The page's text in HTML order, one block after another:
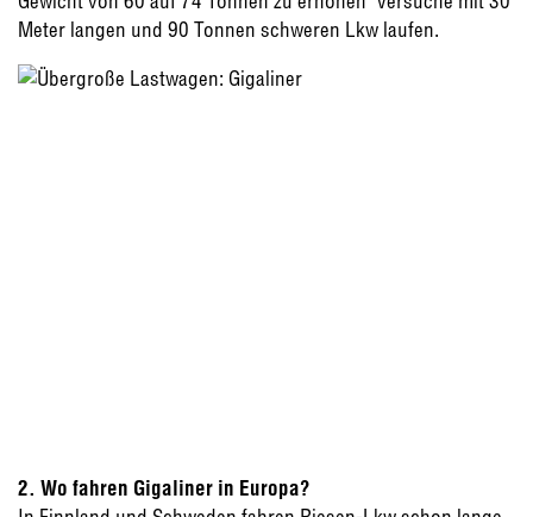
Meter langen und 90 Tonnen schweren Lkw laufen.
2. Wo fahren Gigaliner in Europa?